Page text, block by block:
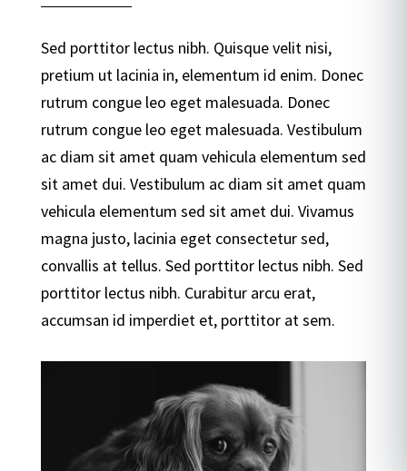
Sed porttitor lectus nibh. Quisque velit nisi,
pretium ut lacinia in, elementum id enim. Donec
rutrum congue leo eget malesuada. Donec
rutrum congue leo eget malesuada. Vestibulum
ac diam sit amet quam vehicula elementum sed
sit amet dui. Vestibulum ac diam sit amet quam
vehicula elementum sed sit amet dui. Vivamus
magna justo, lacinia eget consectetur sed,
convallis at tellus. Sed porttitor lectus nibh. Sed
porttitor lectus nibh. Curabitur arcu erat,
accumsan id imperdiet et, porttitor at sem.